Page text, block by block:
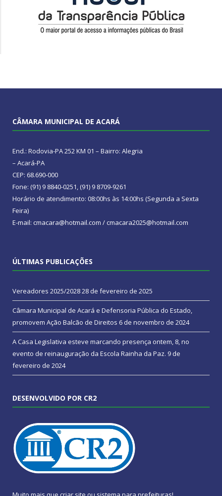
CÂMARA MUNICIPAL DE ACARÁ
End.: Rodovia-PA 252 KM 01 – Bairro: Alegria
– Acará-PA
CEP: 68.690-000
Fone: (91) 9 8840-0251, (91) 9 8709-9261
Horário de atendimento: 08:00hs às 14:00hs (Segunda a Sexta
Feira)
E-mail: cmacara@hotmail.com / cmacara2025@hotmail.com
ÚLTIMAS PUBLICAÇÕES
Vereadores 2025/202828 de fevereiro de 2025
Câmara Municipal de Acará e Defensoria Pública do Estado,
promovem Ação Balcão de Direitos 6 de novembro de 2024
A Casa Legislativa esteve marcando presença ontem, 8, no
evento de reinauguração da Escola Rainha da Paz. 9 de
fevereiro de 2024
DESENVOLVIDO POR CR2